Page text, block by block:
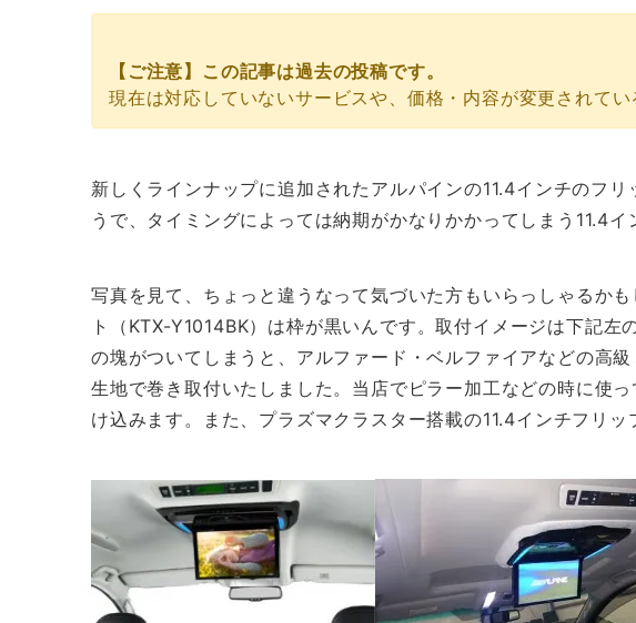
【ご注意】この記事は過去の投稿です。
現在は対応していないサービスや、価格・内容が変更されて
新しくラインナップに追加されたアルパインの11.4インチのフ
うで、タイミングによっては納期がかなりかかってしまう11.4
写真を見て、ちょっと違うなって気づいた方もいらっしゃるか
ト（KTX-Y1014BK）は枠が黒いんです。取付イメージは下記
の塊がついてしまうと、アルファード・ベルファイアなどの高
生地で巻き取付いたしました。当店でピラー加工などの時に使
け込みます。また、プラズマクラスター搭載の11.4インチフリッ